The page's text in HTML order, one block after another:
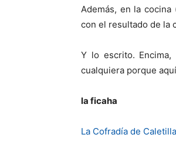
Además, en la
con el resultado de la
Y lo escrito.
cualquiera porque
la ficaha
La Cofradía de